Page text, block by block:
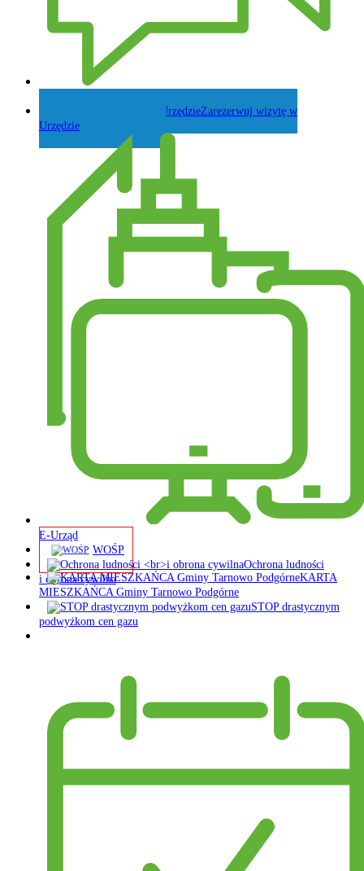
Zarezerwuj wizytę w
Urzędzie
E-Urząd
WOŚP
Ochrona ludności
i obrona cywilna
KARTA
MIESZKAŃCA Gminy Tarnowo Podgórne
STOP drastycznym
podwyżkom cen gazu